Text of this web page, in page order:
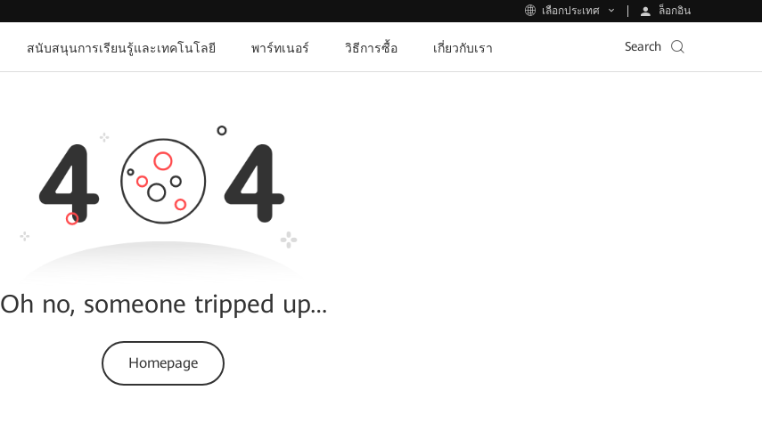
เลือกประเทศ ล็อกอิน
สนับสนุนการเรียนรู้และเทคโนโลยี พาร์ทเนอร์ วิธีการซื้อ เกี่ยวกับเรา Search
Oh no, someone tripped up…
Homepage